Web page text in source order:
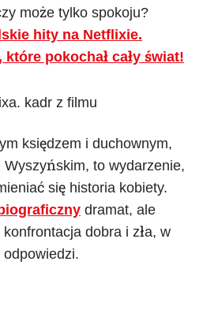
może tylko spokoju?
hity na Netflixie.
pokochał cały świat!
księdzem i duchownym,
Wyszyńskim, to wydarzenie,
się historia kobiety.
biograficzny dramat, ale
dobra i zła, w